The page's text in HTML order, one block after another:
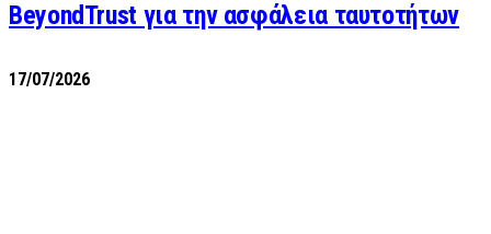
BeyondTrust για την ασφάλεια ταυτοτήτων
17/07/2026